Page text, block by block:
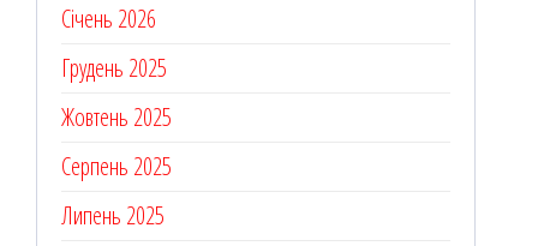
Січень 2026
Грудень 2025
Жовтень 2025
Серпень 2025
Липень 2025